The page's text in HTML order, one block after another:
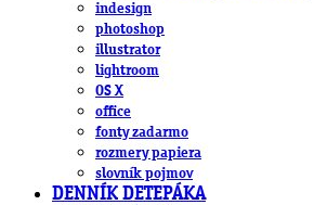
indesign
photoshop
illustrator
lightroom
OS X
office
fonty zadarmo
rozmery papiera
slovník pojmov
DENNÍK DETEPÁKA